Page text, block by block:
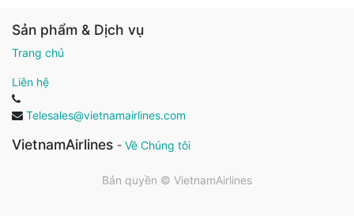
Sản phẩm & Dịch vụ
Trang chủ
Liên hệ
Telesales@vietnamairlines.com
VietnamAirlines - Về Chúng tôi
Bản quyền © VietnamAirlines